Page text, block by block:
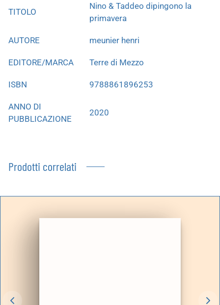
TITOLO
Nino & Taddeo dipingono la
primavera
AUTORE meunier henri
EDITORE/MARCA Terre di Mezzo
ISBN 9788861896253
ANNO DI
PUBBLICAZIONE
2020
Prodotti correlati